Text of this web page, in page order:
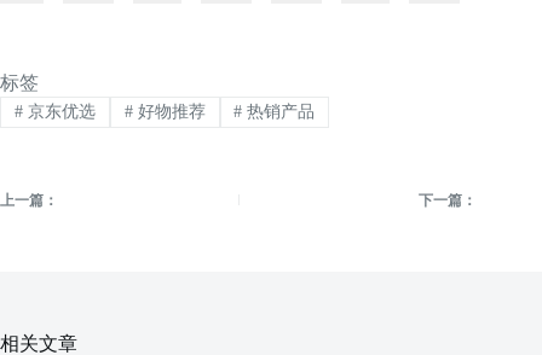
标签
#京东优选 #好物推荐 # 热销产品
上一篇： 下一篇：
相关文章